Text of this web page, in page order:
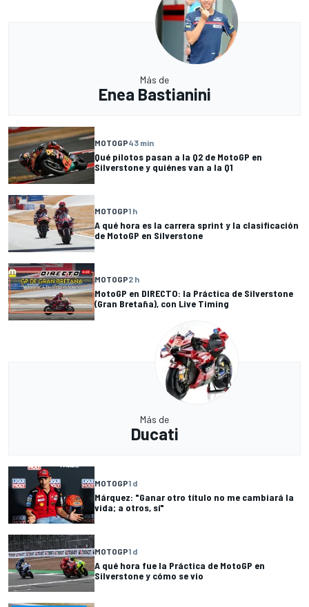
Más de
Enea Bastianini
MOTOGP43 min
Qué pilotos pasan a la Q2 de MotoGP en
Silverstone y quiénes van a la Q1
MOTOGP1 h
A qué hora es la carrera sprint y la clasificación
de MotoGP en Silverstone
MOTOGP2 h
MotoGP en DIRECTO: la Práctica de Silverstone
(Gran Bretaña), con Live Timing
Más de
Ducati
MOTOGP1 d
Márquez: "Ganar otro título no me cambiará la
vida; a otros, sí"
MOTOGP1 d
A qué hora fue la Práctica de MotoGP en
Silverstone y cómo se vio